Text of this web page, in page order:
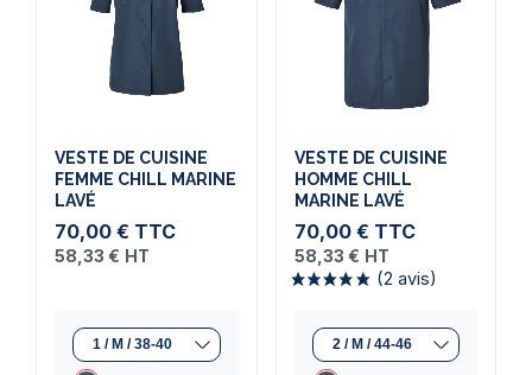
VESTE DE CUISINE
FEMME CHILL MARINE
LAVÉ
70,00 € TTC
58,33 € HT
VESTE DE CUISINE
HOMME CHILL
MARINE LAVÉ
70,00 € TTC
58,33 € HT